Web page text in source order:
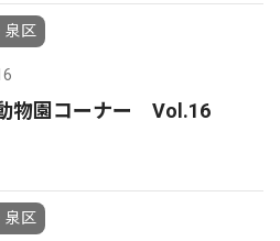
泉区
物園コーナー Vol.16
泉区